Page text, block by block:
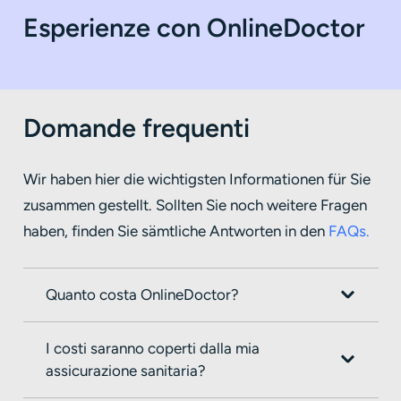
Esperienze con OnlineDoctor
Domande frequenti
Wir haben hier die wichtigsten Informationen für Sie
zusammen gestellt. Sollten Sie noch weitere Fragen
haben, finden Sie sämtliche Antworten in den FAQs.
Quanto costa OnlineDoctor?
I costi saranno coperti dalla mia
assicurazione sanitaria?